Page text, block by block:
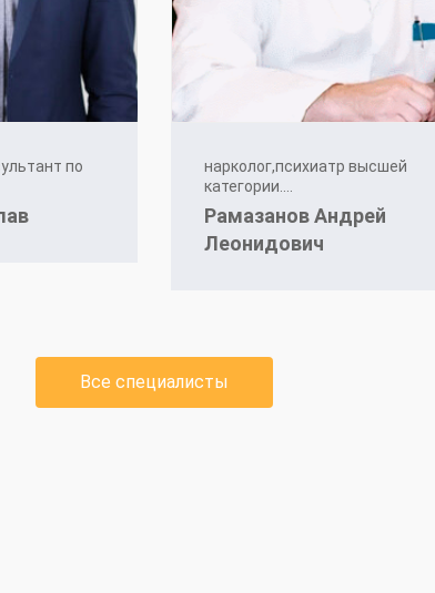
по
нарколог,психиатр высшей
категории....
Рамазанов Андрей
Леонидович
Все специалисты